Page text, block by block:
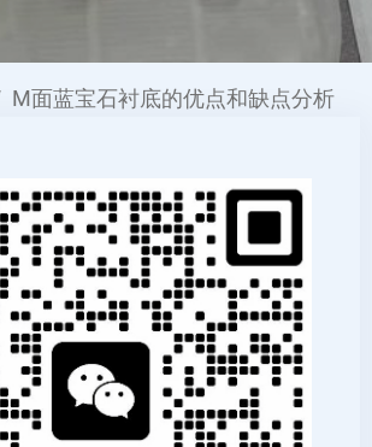
M面蓝宝石衬底的优点和缺点分析